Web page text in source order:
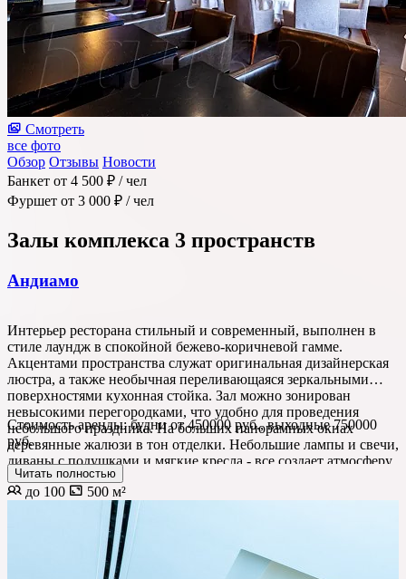
Смотреть
все фото
Обзор Отзывы Новости
Банкет от 4 500 ₽ / чел
Фуршет от 3 000 ₽ / чел
Залы комплекса 3 пространств
Андиамо
Интерьер ресторана стильный и современный, выполнен в
стиле лаундж в спокойной бежево-коричневой гамме.
Акцентами пространства служат оригинальная дизайнерская
люстра, а также необычная переливающаяся зеркальными
поверхностями кухонная стойка. Зал можно зонирован
невысокими перегородками, что удобно для проведения
небольшого праздника. На больших панорамных окнах
деревянные жалюзи в тон отделки. Небольшие лампы и свечи,
диваны с подушками и мягкие кресла - все создает атмосферу
домашнего уюта.
Стоимость аренды: будни от 450000 руб., выходные 750000
руб.
Читать полностью
до 100 500 м²